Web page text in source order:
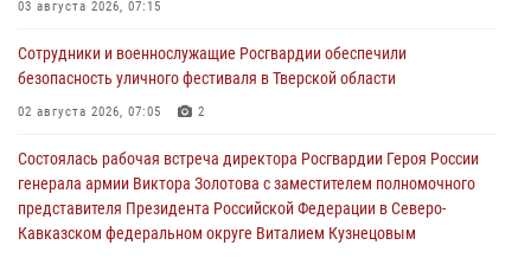
03 августа 2026, 07:15
Сотрудники и военнослужащие Росгвардии обеспечили
безопасность уличного фестиваля в Тверской области
02 августа 2026, 07:05 2
Состоялась рабочая встреча директора Росгвардии Героя России
генерала армии Виктора Золотова с заместителем полномочного
представителя Президента Российской Федерации в Северо-
Кавказском федеральном округе Виталием Кузнецовым